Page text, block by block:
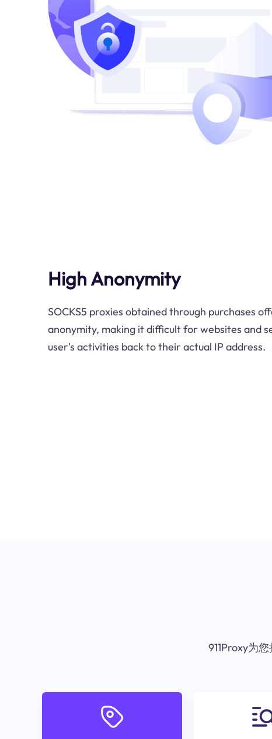
High Anonymity
SOCKS5 proxies obtained through purchases
anonymity, making it difficult for websites and
user's activities back to their actual IP address.
911Proxy为